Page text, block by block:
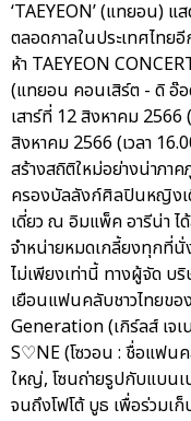
‘TAEYEON’ (แทยอน)
ตลอดกาลในประเทศไทย
ห้า TAEYEON
(แทยอน คอนเสิร์ต - ดิ อ๊
เสาร์ที่ 12 สิงหาคม 2566
สิงหาคม 2566 (เวลา
สร้างสถิติใหม่อย่างน่าภา
ครองบัลลังก์ศิลปินหญิงเ
เดี่ยว ณ อิมแพ็ค อารีน่า ไ
จำหน่ายหมดเกลี้ยงทุกที่นั่
ไม่เพียงเท่านี้ ทางผู้จัด บ
เยือนแฟนคลับชาวไทยขอ
Generation (เกิร์ลส์ เจ
S♡NE (โซวอน : ชื่อแฟน
ใหญ่, โซนถ่ายรูปกับแบนเ
จนถึงโฟโต้ บูธ เพื่อร่วมเ